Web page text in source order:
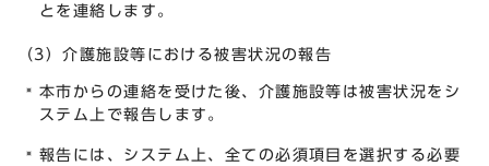
とを連絡します。
（3）介護施設等における被害状況の報告
本市からの連絡を受けた後、介護施設等は被害状況をシ
ステム上で報告します。
報告には、システム上、全ての必須項目を選択する必要